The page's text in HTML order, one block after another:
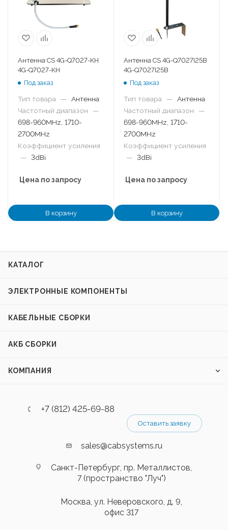
Антенна CS 4G-Q7027-KH
4G-Q7027-KH
Под заказ
Тип товара — Антенна
Частотный диапазон
—
698-960MHz, 1710-
2700MHz
Коэффициент усиления
— 3dBi
Цена по запросу
В корзину
Антенна CS 4G-Q7027I25B
4G-Q7027I25B
Под заказ
Тип товара — Антенна
Частотный диапазон
—
698-960MHz, 1710-
2700MHz
Коэффициент усиления
— 3dBi
Цена по запросу
В корзину
КАТАЛОГ
ЭЛЕКТРОННЫЕ КОМПОНЕНТЫ
КАБЕЛЬНЫЕ СБОРКИ
АКБ СБОРКИ
КОМПАНИЯ
+7 (812) 425-69-88
Оставить заявку
sales@cabsystems.ru
Санкт-Петербург, пр. Металлистов,
7 (пространство "Луч")
Москва, ул. Неверовского, д. 9,
офис 317